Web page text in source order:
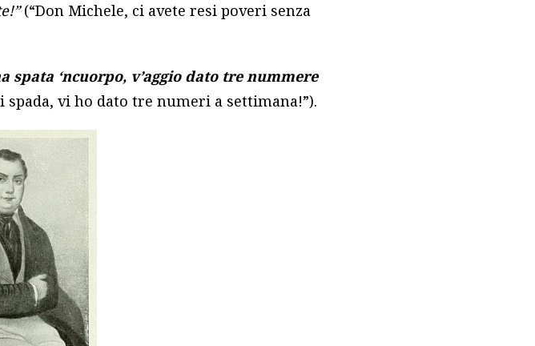
(“Don Michele, ci avete resi poveri senza
spata ‘ncuorpo, v’aggio dato tre nummere
vi ho dato tre numeri a settimana!”).